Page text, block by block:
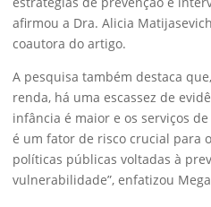
afirmou a Dra. Alicia
coautora do artigo.
A pesquisa também destaca
renda, há uma escassez de
infância é maior e os serviços
é um fator de risco crucial para
políticas públicas voltadas à
vulnerabilidade”, enfatizou